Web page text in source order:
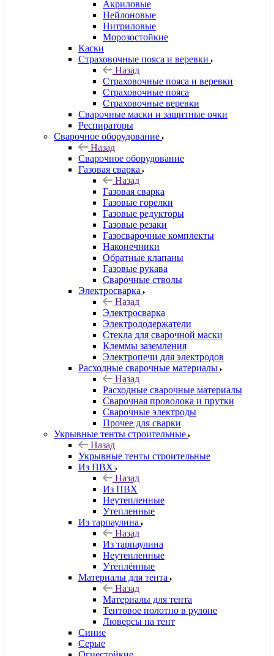
Акриловые
Нейлоновые
Нитриловые
Морозостойкие
Каски
Страховочные пояса и веревки
Назад
Страховочные пояса и веревки
Страховочные пояса
Страховочные веревки
Сварочные маски и защитные очки
Респираторы
Сварочное оборудование
Назад
Сварочное оборудование
Газовая сварка
Назад
Газовая сварка
Газовые горелки
Газовые редукторы
Газовые резаки
Газосварочные комплекты
Наконечники
Обратные клапаны
Газовые рукава
Сварочные стволы
Электросварка
Назад
Электросварка
Электрододержатели
Стекла для сварочной маски
Клеммы заземления
Электропечи для электродов
Расходные сварочные материалы
Назад
Расходные сварочные материалы
Сварочная проволока и прутки
Сварочные электроды
Прочее для сварки
Укрывные тенты строительные
Назад
Укрывные тенты строительные
Из ПВХ
Назад
Из ПВХ
Неутепленные
Утепленные
Из тарпаулина
Назад
Из тарпаулина
Неутепленные
Утеплённые
Материалы для тента
Назад
Материалы для тента
Тентовое полотно в рулоне
Люверсы на тент
Синие
Серые